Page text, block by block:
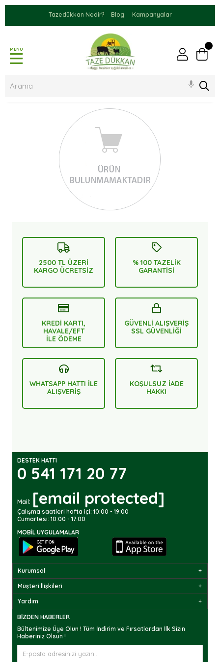
Tazedükkan Nedir? Blog Kampanyalar
MENU
2500 TL ÜZERİ
KARGO ÜCRETSİZ
% 100 TAZELİK
GARANTİSİ
KREDİ KARTI,
HAVALE/EFT
İLE ÖDEME
GÜVENLİ ALIŞVERİŞ
SSL GÜVENLİĞİ
WHATSAPP HATTI İLE
ALIŞVERİŞ
KOŞULSUZ İADE
HAKKI
DESTEK HATTI
0 541 171 20 77
Mail: [email protected]
Çalışma saatleri hafta içi: 10:00 - 19:00
Cumartesi: 10:00 - 17:00
MOBIL UYGULAMALAR
Kurumsal
Müşteri İlişkileri
Yardım
BIZDEN HABERLER
Bültenimize Üye Olun ! Tüm İndirim ve Fırsatlardan İlk Sizin
Haberiniz Olsun !